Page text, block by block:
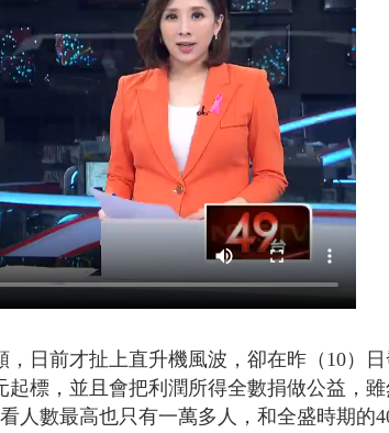
，日前才扯上直升機風波，卻在昨（10）
標，並且會把利潤所得全數捐做公益，
人數最高也只有一萬多人，和全盛時期的